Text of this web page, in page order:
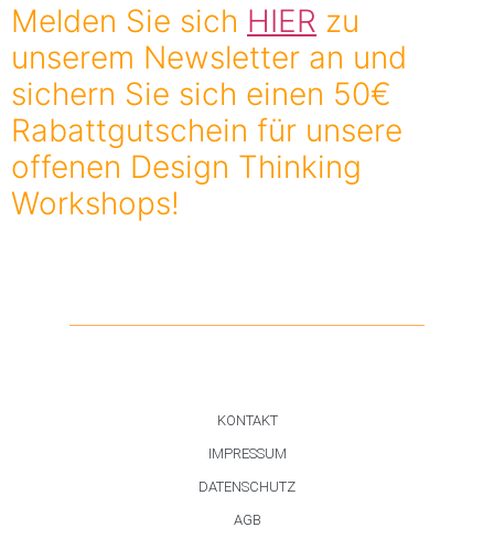
Melden Sie sich HIER zu
unserem Newsletter an und
sichern Sie sich einen 50€
Rabattgutschein für unsere
offenen Design Thinking
Workshops!
KONTAKT
IMPRESSUM
DATENSCHUTZ
AGB